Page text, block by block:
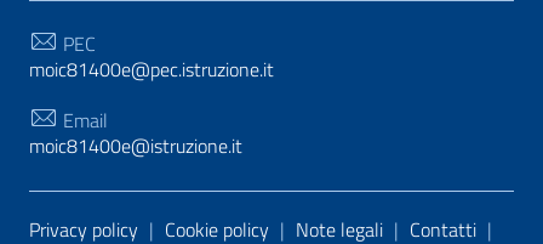
PEC
moic81400e@pec.istruzione.it
Email
moic81400e@istruzione.it
Sezione Link Utili
Privacy policy | Cookie policy | Note legali | Contatti |